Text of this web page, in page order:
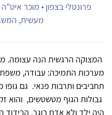
פרונטלי בצפון • מוכר
מעשית,
המצוקה הרגשית הנה עצומה.
מערכות התמיכה: עבודה,
תחביבים ותרבות פנאי. גם גופו
גבולות הגוף מטשטשים, והוא
היה ילד ולא אדם בוגר. הבידוד